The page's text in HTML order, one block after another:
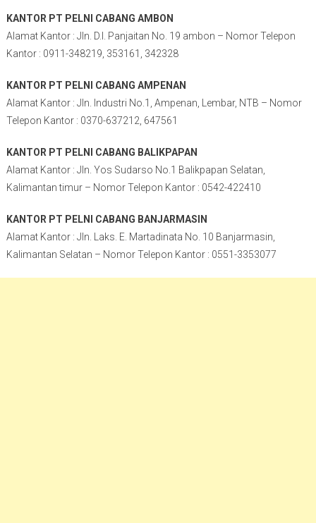
KANTOR PT PELNI CABANG AMBON
Alamat Kantor : Jln. D.I. Panjaitan No. 19 ambon – Nomor Telepon
Kantor : 0911-348219, 353161, 342328
KANTOR PT PELNI CABANG AMPENAN
Alamat Kantor : Jln. Industri No.1, Ampenan, Lembar, NTB – Nomor
Telepon Kantor : 0370-637212, 647561
KANTOR PT PELNI CABANG BALIKPAPAN
Alamat Kantor : Jln. Yos Sudarso No.1 Balikpapan Selatan,
Kalimantan timur – Nomor Telepon Kantor : 0542-422410
KANTOR PT PELNI CABANG BANJARMASIN
Alamat Kantor : Jln. Laks. E. Martadinata No. 10 Banjarmasin,
Kalimantan Selatan – Nomor Telepon Kantor : 0551-3353077